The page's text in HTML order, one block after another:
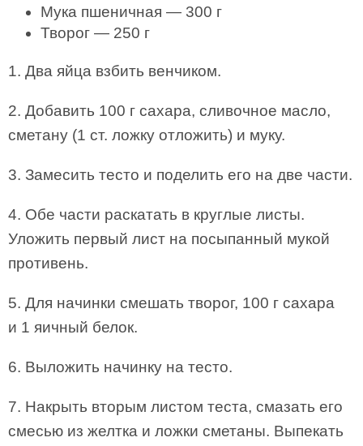
Мука пшеничная — 300 г
Творог — 250 г
1. Два яйца взбить венчиком.
2. Добавить 100 г сахара, сливочное масло,
сметану (1 ст. ложку отложить) и муку.
3. Замесить тесто и поделить его на две части.
4. Обе части раскатать в круглые листы.
Уложить первый лист на посыпанный мукой
противень.
5. Для начинки смешать творог, 100 г сахара
и 1 яичный белок.
6. Выложить начинку на тесто.
7. Накрыть вторым листом теста, смазать его
смесью из желтка и ложки сметаны. Выпекать